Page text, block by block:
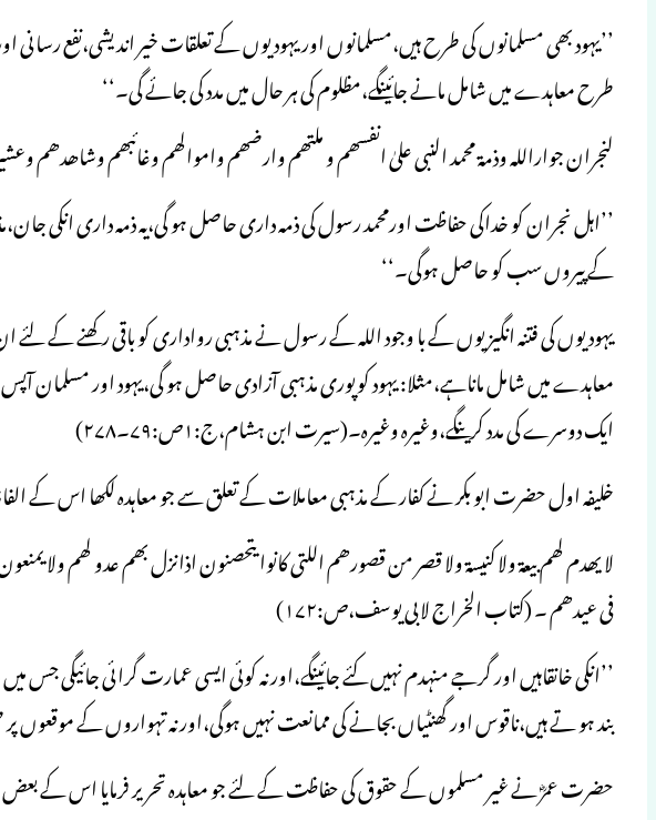
’’یہود بھی مسلمانوں کی طرح ہیں،مسلمانوں اوریہودیوں کے تعلقات خیر اندیشی،نفع رسانی
طرح معاہدے میں شامل مانے جائینگے،مظلوم کی ہر حال میں مدد کی جائے گی۔‘‘
لنجران جواراللہ وذمۃ محمد النبی علیٰ انفسھم و ملتھم وارضھم واموالھم وغائبھم وشاھدھم
’’اہل نجران کو خداکی حفاظت اورمحمد رسول کی ذمہ داری حاصل ہو گی،یہ ذمہ داری انکی
کے پیروں سب کو حاصل ہوگی۔‘‘
یہودیوں کی فتنہ انگیزیوں کے با وجود اللہ کے رسول نے مذہبی رواداری کو باقی رکھنے کے
معاہدے میں شامل ماناہے،مثلا: یہود کوپوری مذہبی آزادی حاصل ہو گی،یہود اور مسلمان
ایک دوسرے کی مدد کرینگے،وغیرہ وغیرہ۔(سیرت ابن ہشام،ج:۱ص:۷۹۔۲۷۸)
خلیفہ اول حضرت ابو بکر نے کفار کے مذہبی معاملات کے تعلق سے جو معاہدہ لکھا اس کے
لا یھدم لھم بیعۃ ولا کنیسۃ ولا قصر من قصورھم اللتی کانوا یتحصنون اذانزل بھم عدو لھم
فی عیدھم ۔ (کتاب الخراج لابی یوسف،ص:۱۷۲)
’’انکی خانقاہیں اور گرجے منہدم نہیں کئے جائینگے،اور نہ کوئی ایسی عمارت گرائی
بند ہو تے ہیں،ناقوس اور گھنٹیاں بجانے کی ممانعت نہیں ہوگی،اور نہ تہواروں کے
حضرت عمرؓ نے غیر مسلموں کے حقوق کی حفاظت کے لئے جو معاہدہ تحریر فرمایا اس کے